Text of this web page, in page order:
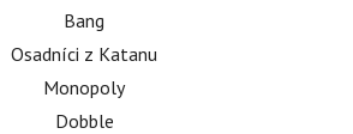
Bang
Osadníci z Katanu
Monopoly
Dobble